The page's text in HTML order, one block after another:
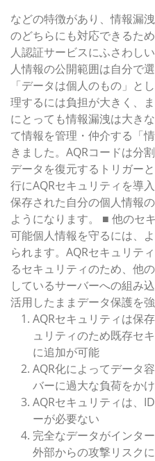
などの特徴があり、情報漏
のどちらにも対応できるた
人認証サービスにふさわし
人情報の公開範囲は自分で
「データは個人のもの」と
理するには負担が大きく、
にとっても情報漏洩は大き
て情報を管理・仲介する「
きました。AQRコードは分
データを復元するトリガー
行にAQRセキュリティを導
保存された自分の個人情報
ようになります。 ■ 他のセ
可能個人情報を守るには、
られます。AQRセキュリテ
るセキュリティのため、他
しているサーバーへの組み
活用したままデータ保護を
AQRセキュリティは保
ュリティのため既存セ
に追加が可能
AQR化によってデータ
バーに過大な負荷をか
AQRセキュリティは、
ーが必要ない
完全なデータがインタ
外部からの攻撃リスク